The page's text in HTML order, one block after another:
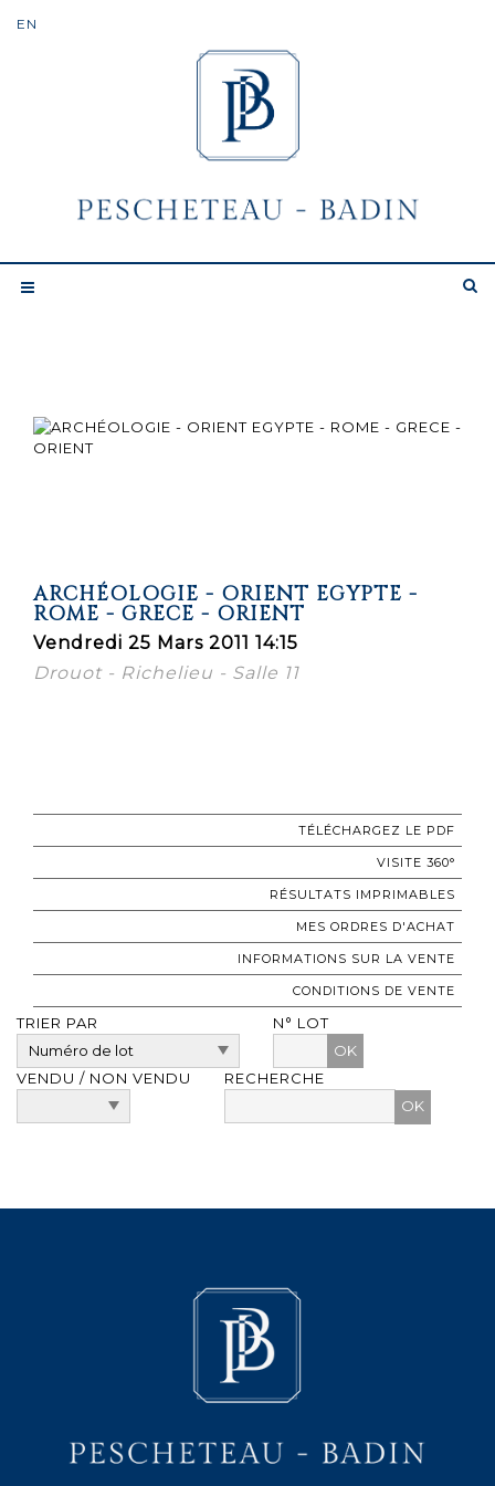
ARCHÉOLOGIE - ORIENT EGYPTE -
ROME - GRECE - ORIENT
Vendredi 25 Mars 2011 14:15
Drouot - Richelieu - Salle 11
TÉLÉCHARGEZ LE PDF
VISITE 360°
RÉSULTATS IMPRIMABLES
MES ORDRES D'ACHAT
INFORMATIONS SUR LA VENTE
CONDITIONS DE VENTE
TRIER PAR
N° LOT
OK
VENDU / NON VENDU
RECHERCHE